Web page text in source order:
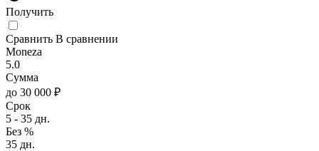
Получить
Сравнить В сравнении
Moneza
5.0
Сумма
до 30 000 ₽
Срок
5 - 35 дн.
Без %
35 дн.